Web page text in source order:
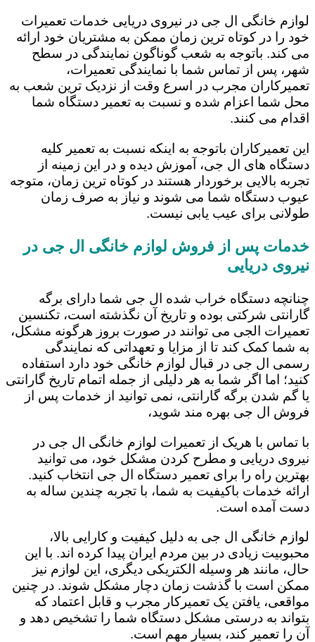
لوازم خانگی ال جی در نیروی دریایی خدمات تعمیرات
خود را در کوتاه ترین زمان ممکن به مشتریان خود ارائه
می کند. باتوجه به شعب گوناگون نمایندگی در سطح
شهر، پس از تماس شما با نمایندگی تعمیرات،
تعمیرکاران مجرب در اسرع وقت از نزدیک ترین شعب به
محل شما اعزام شده و نسبت به تعمیر دستگاه شما
اقدام می کنند.
این تعمیرکاران باتوجه به اینکه نسبت به تعمیر کلیه
دستگاه های ال جی، آموزش دیده و در این زمینه از
تجربه بالایی برخوردار هستند در کوتاه ترین زمان، متوجه
عیوب دستگاه شما می شوند و نیاز به صرف زمان
طولانی برای عیب یابی نیست.
خدمات پس از فروش لوازم خانگی ال جی در
نیروی دریایی
چنانچه دستگاه خراب شده ال جی شما دارای برگه
گارانتی شرکتی بوده و تاریخ آن نگذشته است، تکنسین
تعمیرات الجی می توانند در صورت بروز هرگونه مشکل،
به شما کمک کند تا از مزایا و تعهداتی که نمایندگی
رسمی ال جی در قبال لوازم خانگی خود دارد استفاده
کنید؛ اما اگر شما به هر دلیلی از جمله اتمام تاریخ گارانتی
یا گم شدن برگه گارانتی، نمی توانید از خدمات پس از
فروش ال جی بهره مند شوید،
با تماس با هریک از تعمیرات لوازم خانگی ال جی در
نیروی دریایی و مطرح کردن مشکل خود، می توانید
بهترین راه را برای تعمیر دستگاه ال جی انتخاب کنید.
ارائه خدمات باکیفیت به شما، با تجربه چندین ساله به
دست آمده است.
لوازم خانگی ال جی به دلیل کیفیت و کارایی بالا،
محبوبیت زیادی در بین مردم ایران پیدا کرده اند. با این
حال، مانند هر وسیله الکتریکی دیگری، این لوازم نیز
ممکن است با گذشت زمان دچار مشکل شوند. در چنین
مواقعی، یافتن یک تعمیرکار مجرب و قابل اعتماد که
بتواند به درستی مشکل دستگاه شما را تشخیص دهد و
آن را تعمیر کند، بسیار مهم است.